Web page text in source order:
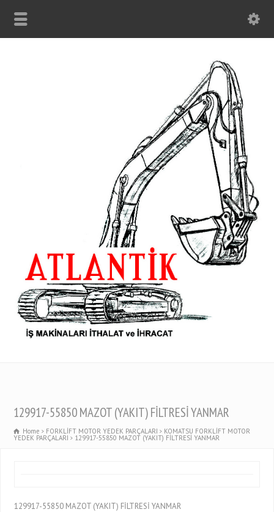
129917-55850 MAZOT (YAKIT) FİLTRESİ YANMAR
Home FORKLİFT MOTOR YEDEK PARÇALARI KOMATSU FORKLİFT MOTOR
YEDEK PARÇALARI 129917-55850 MAZOT (YAKIT) FİLTRESİ YANMAR
129917-55850 MAZOT (YAKIT) FİLTRESİ YANMAR